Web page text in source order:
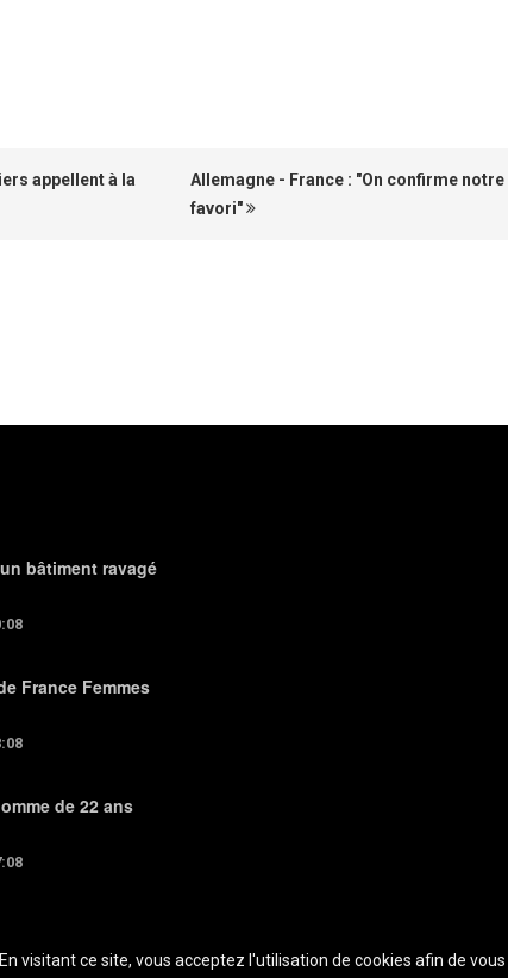
appellent à la
Allemagne - France : "On confirme
favori"
bâtiment ravagé
France Femmes
de 22 ans
En visitant ce site, vous acceptez l'utilisation de cookies afin de